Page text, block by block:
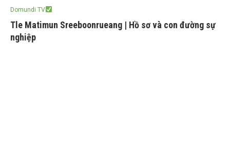
Domundi TV
Tle Matimun Sreeboonrueang | Hồ sơ và con đường sự
nghiệp